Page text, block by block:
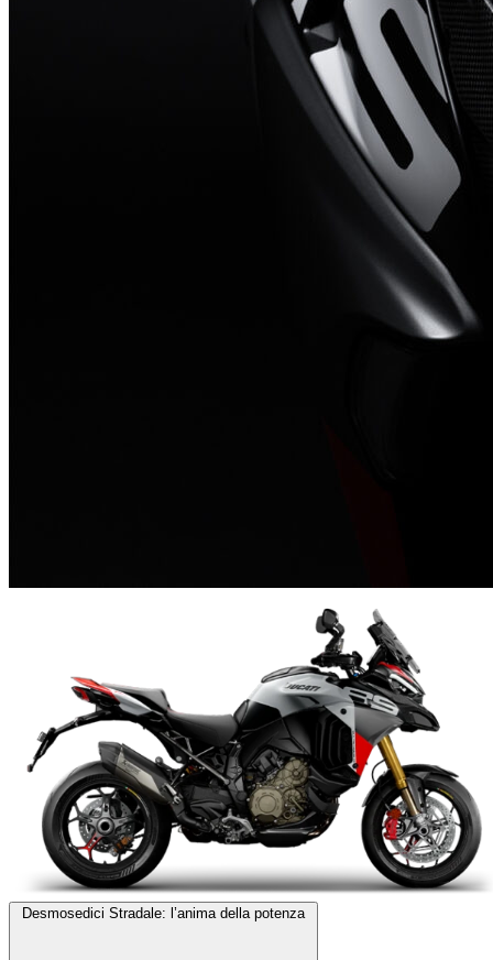
Desmosedici Stradale: l’anima della potenza